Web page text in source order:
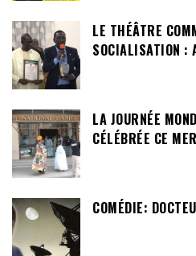
LE THÉÂTRE
SOCIALISATION :
LA JOURNÉE
CÉLÉBRÉE CE
COMÉDIE: